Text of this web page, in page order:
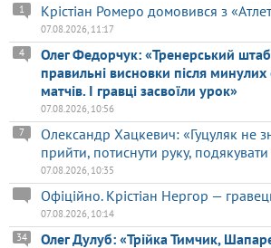
Крістіан Ромеро домовився з
1
07.08.2026, 11:17
Олег Федорчук: «Тренерський
правильні висновки після
матчів. І гравці засвоїли урок»
4
07.08.2026, 10:56
Олександр Хацкевич: «Гуцуляк не
прийти, потиснути руку,
7
07.08.2026, 10:35
Офіційно. Крістіан Нергор —
07.08.2026, 10:14
Олег Дулуб: «Трійка Тимчик,
34